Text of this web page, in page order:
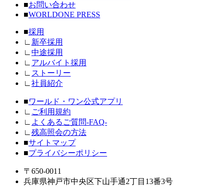
■お問い合わせ
■WORLDONE PRESS
■採用
∟ 新卒採用
∟ 中途採用
∟ アルバイト採用
∟
ストーリー
∟ 社員紹介
■ワールド・ワン公式アプリ
∟
ご利用規約
∟
よくあるご質問-FAQ-
∟ 残高照会の方法
■サイトマップ
■プライバシーポリシー
〒650-0011
兵庫県神戸市中央区下山手通2丁目13番3号